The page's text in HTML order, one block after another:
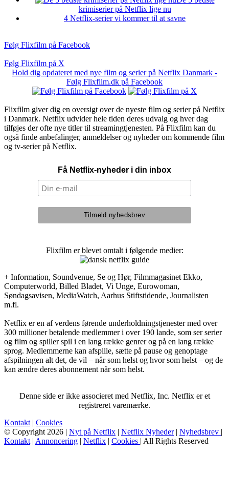
krimiserier på Netflix lige nu
4 Netflix-serier vi kommer til at savne
Følg Flixfilm på Facebook
Følg Flixfilm på X
Hold dig opdateret med nye film og serier på Netflix Danmark -
Følg Flixfilm.dk på Facebook
Flixfilm giver dig en oversigt over de nyeste film og serier på Netflix
i Danmark. Netflix udvider hele tiden deres udvalg og hver dag
tilføjes der ofte nye titler til streamingtjenesten. På Flixfilm kan du
også finde anbefalinger, anmeldelser og nyheder om kommende film
og tv-serier på Netflix.
Få Netflix-nyheder i din inbox
Flixfilm er blevet omtalt i følgende medier:
+ Information, Soundvenue, Se og Hør, Filmmagasinet Ekko,
Computerworld, Billed Bladet, Vi Unge, Eurowoman,
Søndagsavisen, MediaWatch, Aarhus Stiftstidende, Journalisten
m.fl.
Netflix er en af verdens førende underholdningstjenester med over
300 millioner betalende medlemmer i over 190 lande, som ser serier
og film og spiller spil i en lang række genrer og på en lang række
sprog. Medlemmerne kan afspille, sætte på pause og genoptage
afspilningen alt det, de vil – når som helst og hvor som helst – og de
kan ændre deres abonnement når som helst.
Denne side er ikke associeret med Netflix, Inc. Netflix er et
registreret varemærke.
Kontakt | Cookies
© Copyright 2026 | Nyt på Netflix | Netflix Nyheder| Nyhedsbrev |
Kontakt | Annoncering | Netflix | Cookies | All Rights Reserved